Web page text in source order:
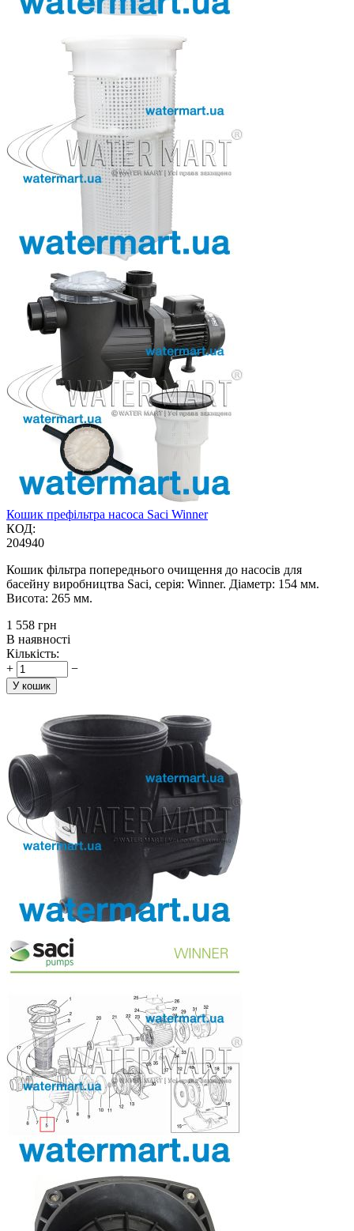
Кошик префільтра насоса Saci Winner
КОД:
204940
Кошик фільтра попереднього очищення до насосів для
басейну виробництва Saci, серія: Winner. Діаметр: 154 мм.
Висота: 265 мм.
‍1 558‍ грн
В наявності
Кількість:
+
−
У кошик